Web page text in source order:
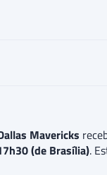
Mavericks
(de Brasília).